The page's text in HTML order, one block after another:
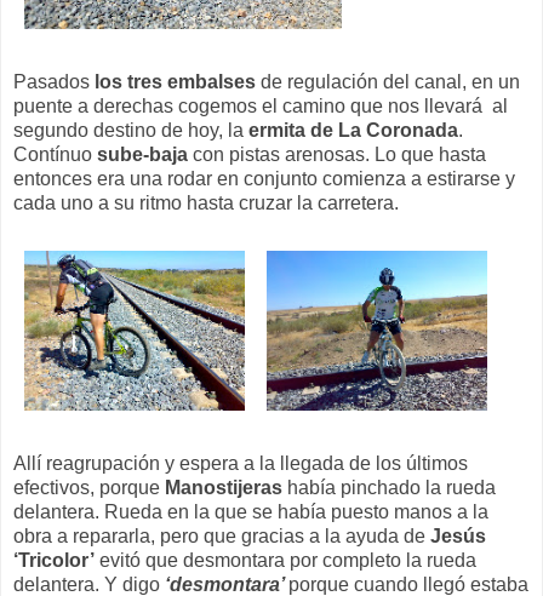
Pasados los tres embalses de regulación del canal, en un
puente a derechas cogemos el camino que nos llevará al
segundo destino de hoy, la ermita de La Coronada.
Contínuo sube-baja con pistas arenosas. Lo que hasta
entonces era una rodar en conjunto comienza a estirarse y
cada uno a su ritmo hasta cruzar la carretera.
Allí reagrupación y espera a la llegada de los últimos
efectivos, porque Manostijeras había pinchado la rueda
delantera. Rueda en la que se había puesto manos a la
obra a repararla, pero que gracias a la ayuda de Jesús
‘Tricolor’ evitó que desmontara por completo la rueda
delantera. Y digo ‘desmontara’porque cuando llegó estaba